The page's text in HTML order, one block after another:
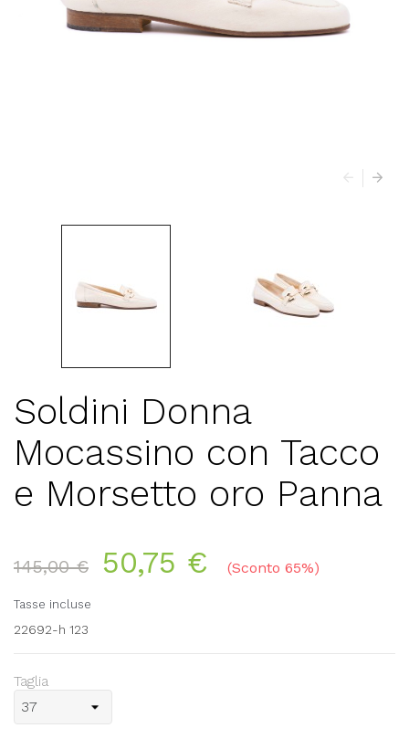
Soldini Donna
Mocassino con Tacco
e Morsetto oro Panna
145,00 € 50,75 € Sconto 65%
Tasse incluse
22692-h 123
Taglia